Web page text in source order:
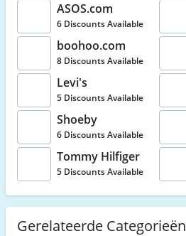
ASOS.com
6 Discounts Available
boohoo.com
8 Discounts Available
Levi's
5 Discounts Available
Shoeby
6 Discounts Available
Tommy Hilfiger
5 Discounts Available
Gerelateerde Categorieën